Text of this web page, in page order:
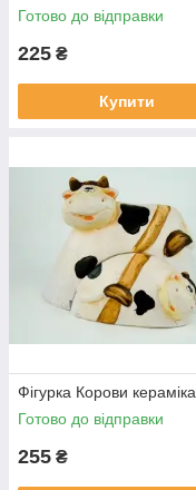
Готово до відправки
225 ₴
Купити
Фігурка Корови кераміка
Готово до відправки
255 ₴